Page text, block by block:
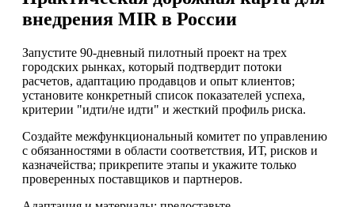
внедрения MIR в России
Запустите 90-дневный пилотный проект на трех
городских рынках, который подтвердит потоки
расчетов, адаптацию продавцов и опыт клиентов;
установите конкретный список показателей успеха,
критерии "идти/не идти" и жесткий профиль риска.
Создайте межфункциональный комитет по управлению
с обязанностями в области соответствия, ИТ, рисков и
казначейства; прикрепите этапы и укажите только
проверенных поставщиков и партнеров.